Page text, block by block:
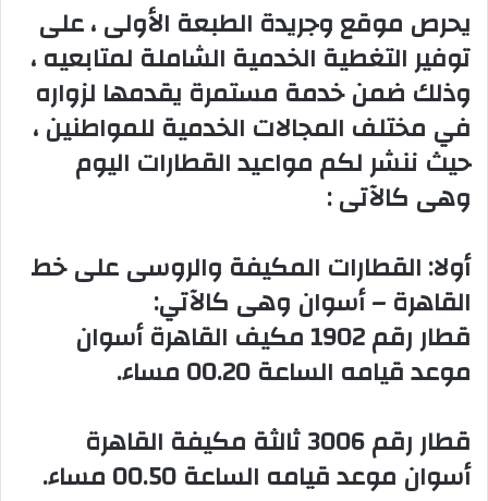
‏يحرص موقع وجريدة الطبعة الأولى ، على
توفير التغطية الخدمية الشاملة لمتابعيه ،
وذلك ضمن خدمة مستمرة يقدمها لزواره
في مختلف المجالات الخدمية للمواطنين ،
حيث ننشر لكم مواعيد القطارات اليوم
وهى كالآتى :
‏أولا: القطارات المكيفة والروسى على خط
القاهرة – أسوان وهى كالآتي:
‏قطار رقم 1902 مكيف القاهرة أسوان
موعد قيامه الساعة 00.20 مساء.
‏قطار رقم 3006 ثالثة مكيفة القاهرة
أسوان موعد قيامه الساعة 00.50 مساء.